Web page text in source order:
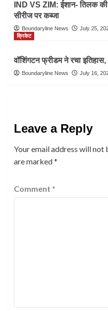
IND VS ZIM: ईशान- तिलक की
सीरीज पर कब्जा
Boundaryline News July 25,
क्रिकेट
वॉशिंगटन फ्रीडम ने रचा
Boundaryline News July 16,
Leave a Reply
Your email address will not
are marked*
Comment *